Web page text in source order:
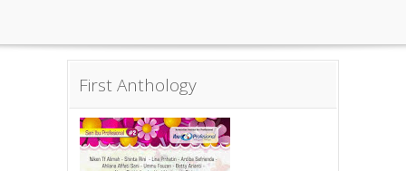
First Anthology